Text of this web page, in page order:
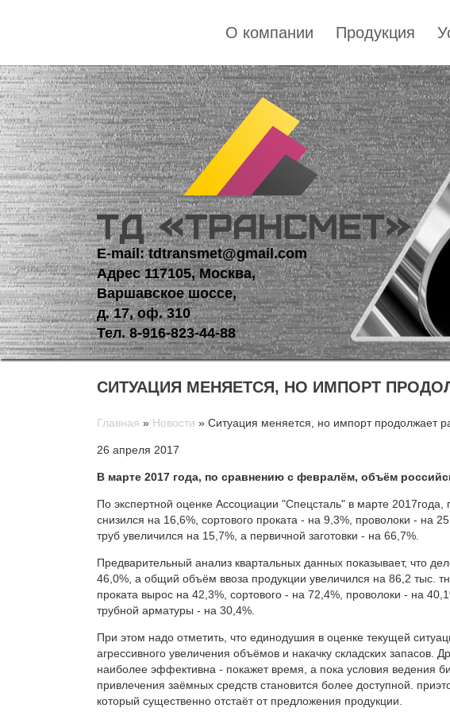
О компании Продукция
E-mail: tdtransmet@gmail.com
Адрес 117105, Москва,
Варшавское шоссе,
д. 17, оф. 310
Тел.8-916-823-44-88
СИТУАЦИЯ МЕНЯЕТСЯ, НО ИМПОРТ
Главная » Новости » Ситуация меняется, но импорт продолжает
26 апреля 2017
В марте 2017 года, по сравнению с февралём, объём
По экспертной оценке Ассоциации "Спецсталь" в марте
снизился на 16,6%, сортового проката - на 9,3%, проволоки -
труб увеличился на 15,7%, а первичной заготовки - на 66,7%.
Предварительный анализ квартальных данных показывает, что
46,0%, а общий объём ввоза продукции увеличился на 86,2 тыс.
проката вырос на 42,3%, сортового - на 72,4%, проволоки - на
трубной арматуры - на 30,4%.
При этом надо отметить, что единодушия в оценке текущей
агрессивного увеличения объёмов и накачку складских запасов.
наиболее эффективна - покажет время, а пока условия ведения
привлечения заёмных средств становится более доступной.
который существенно отстаёт от предложения продукции.